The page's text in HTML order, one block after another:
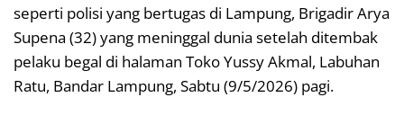
seperti polisi yang bertugas di Lampung, Brigadir Arya
Supena (32) yang meninggal dunia setelah ditembak
pelaku begal di halaman Toko Yussy Akmal, Labuhan
Ratu, Bandar Lampung, Sabtu (9/5/2026) pagi.